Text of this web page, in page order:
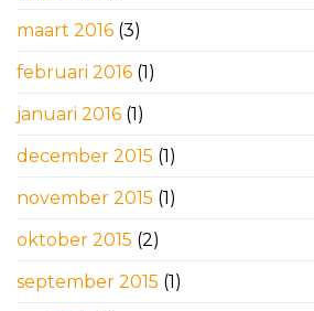
maart 2016 (3)
februari 2016 (1)
januari 2016 (1)
december 2015 (1)
november 2015 (1)
oktober 2015 (2)
september 2015 (1)